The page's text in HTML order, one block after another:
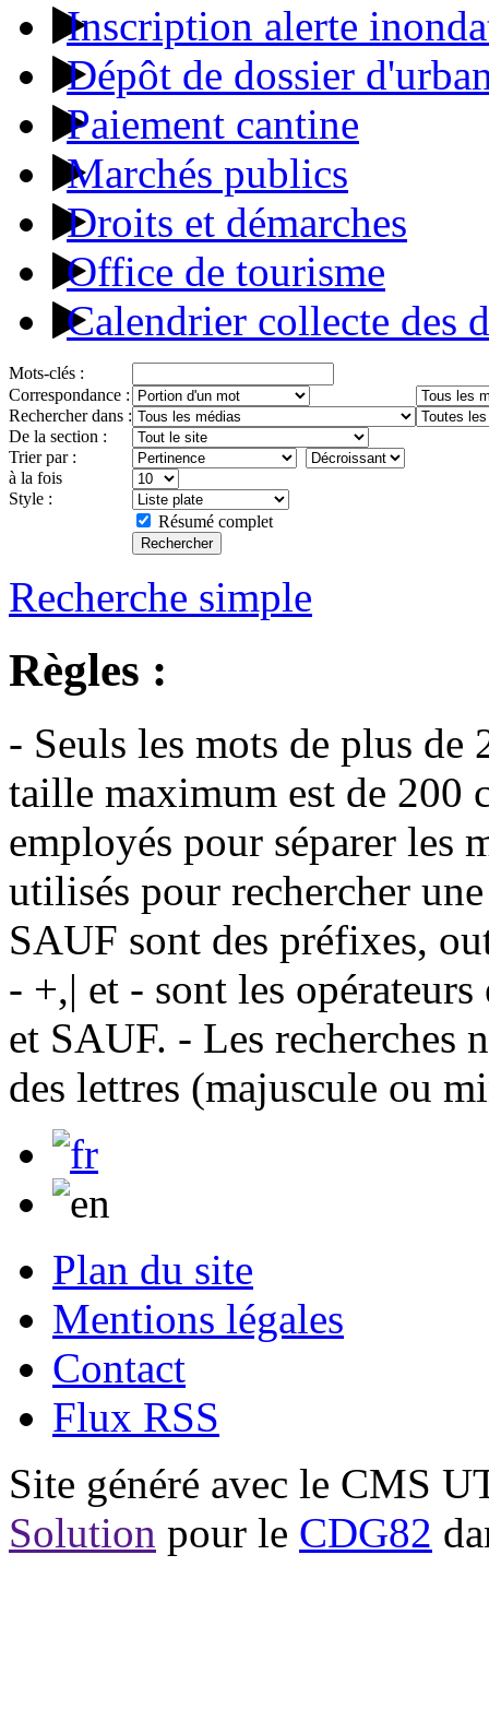
Inscription alerte
Dépôt de dossier
Paiement cantine
Marchés publics
Droits et démarches
Office de tourisme
Calendrier collecte des
Mots-clés :
Correspondance :
Rechercher dans :
De la section :
Trier par :
à la fois
Style :
Résumé complet
Recherche simple
Règles :
- Seuls les mots de plus de
taille maximum est de 200
employés pour séparer les
utilisés pour rechercher
SAUF sont des préfixes,
- +,| et - sont les
et SAUF. - Les recherches
des lettres (majuscule ou
Plan du site
Mentions légales
Contact
Flux RSS
Site généré avec le CMS
Solution pour le CDG82